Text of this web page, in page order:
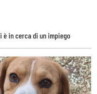
è in cerca di un impiego